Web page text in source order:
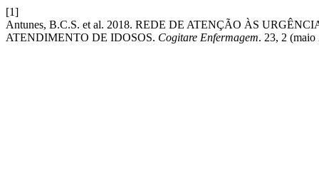
[1]
Antunes, B.C.S. et al. 2018. REDE DE ATENÇÃO ÀS
ATENDIMENTO DE IDOSOS. Cogitare Enfermagem. 23, 2